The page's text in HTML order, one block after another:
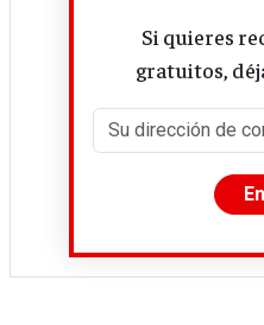
Si quieres
gratuitos,